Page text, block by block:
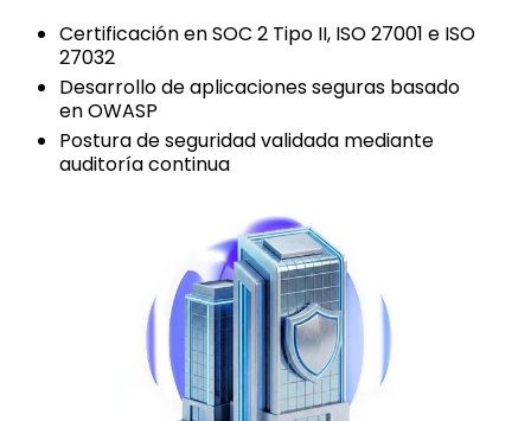
Certificación en SOC 2 Tipo II, ISO 27001 e ISO
27032
Desarrollo de aplicaciones seguras basado
en OWASP
Postura de seguridad validada mediante
auditoría continua